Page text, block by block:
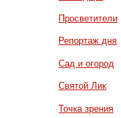
Просветители
Репортаж дня
Сад и огород
Святой Лик
Точка зрения